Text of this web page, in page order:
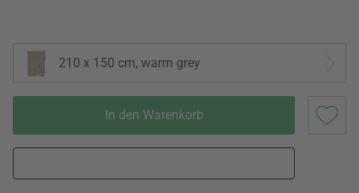
210 x 150 cm, warm grey
In den Warenkorb